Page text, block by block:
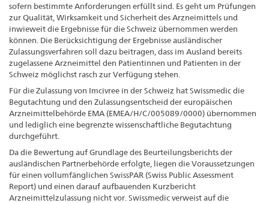
sofern bestimmte Anforderungen erfüllt sind. Es geht um Prüfungen
zur Qualität, Wirksamkeit und Sicherheit des Arzneimittels und
inwieweit die Ergebnisse für die Schweiz übernommen werden
können. Die Berücksichtigung der Ergebnisse ausländischer
Zulassungsverfahren soll dazu beitragen, dass im Ausland bereits
zugelassene Arzneimittel den Patientinnen und Patienten in der
Schweiz möglichst rasch zur Verfügung stehen.
Für die Zulassung von Imcivree in der Schweiz hat Swissmedic die
Begutachtung und den Zulassungsentscheid der europäischen
Arzneimittelbehörde EMA (EMEA/H/C/005089/0000) übernommen
und lediglich eine begrenzte wissenschaftliche Begutachtung
durchgeführt.
Da die Bewertung auf Grundlage des Beurteilungsberichts der
ausländischen Partnerbehörde erfolgte, liegen die Voraussetzungen
für einen vollumfänglichen SwissPAR (Swiss Public Assessment
Report) und einen darauf aufbauenden Kurzbericht
Arzneimittelzulassung nicht vor. Swissmedic verweist auf die